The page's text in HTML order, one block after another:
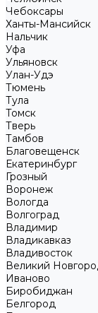
Чебоксары
Ханты-Мансийск
Нальчик
Уфа
Ульяновск
Улан-Удэ
Тюмень
Тула
Томск
Тверь
Тамбов
Благовещенск
Екатеринбург
Грозный
Воронеж
Вологда
Волгоград
Владимир
Владикавказ
Владивосток
Великий
Иваново
Биробиджан
Белгород